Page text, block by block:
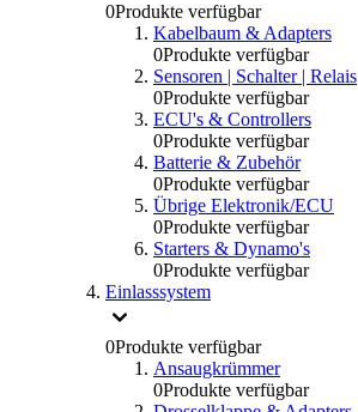
0Produkte verfügbar
Kabelbaum & Adapters
0Produkte verfügbar
Sensoren | Schalter | Relais
0Produkte verfügbar
ECU's & Controllers
0Produkte verfügbar
Batterie & Zubehör
0Produkte verfügbar
Übrige Elektronik/ECU
0Produkte verfügbar
Starters & Dynamo's
0Produkte verfügbar
Einlasssystem
0Produkte verfügbar
Ansaugkrümmer
0Produkte verfügbar